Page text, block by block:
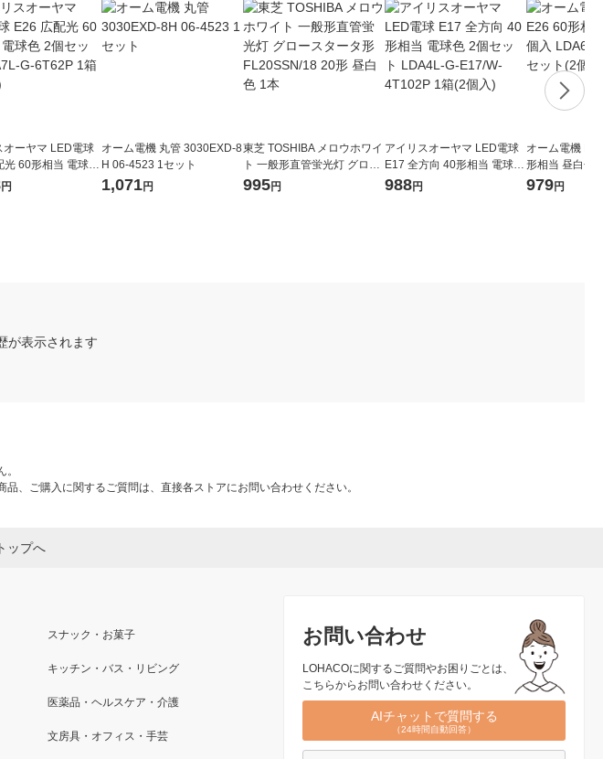
オーヤマ LED電球
光 60形相当 電球色
LDA7L-G-6T62P
円
オーム電機 丸管 3030EXD-8
H 06-4523 1セット
1,071円
東芝 TOSHIBA メロウホワイ
ト 一般形直管蛍光灯 グロー
スタータ形 FL20SSN/18 20
995円
アイリスオーヤマ LED電球
E17 全方向 40形相当 電球色
2個セット LDA4L-G-E17/W-
988円
オーム電機
形相当 昼白色
GAG592P 1セ
979円
が表示されます
、ご購入に関するご質問は、直接各ストアにお問い合わせください。
ップへ
お問い合わせ
LOHACOに関するご質問やお困りごとは、
こちらからお問い合わせください。
AIチャットで質問する
（24時間自動回答）
スナック・お菓子
キッチン・バス・リビング
医薬品・ヘルスケア・介護
文房具・オフィス・手芸